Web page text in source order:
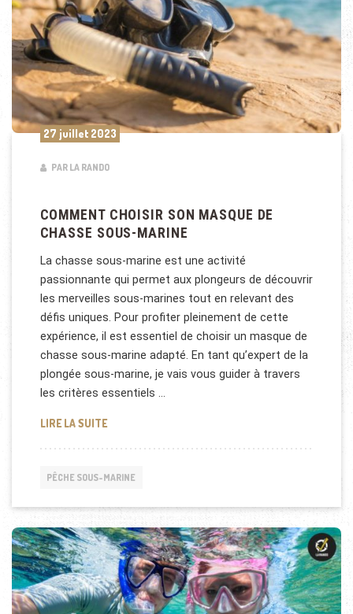
27 juillet 2023
PAR LA RANDO
COMMENT CHOISIR SON MASQUE DE
CHASSE SOUS-MARINE
La chasse sous-marine est une activité
passionnante qui permet aux plongeurs de découvrir
les merveilles sous-marines tout en relevant des
défis uniques. Pour profiter pleinement de cette
expérience, il est essentiel de choisir un masque de
chasse sous-marine adapté. En tant qu’expert de la
plongée sous-marine, je vais vous guider à travers
les critères essentiels …
LIRE LA SUITECOMMENT CHOISIR SON MASQUE DE CHASSE
PÊCHE SOUS-MARINE